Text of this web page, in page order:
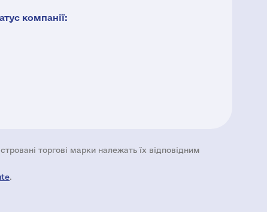
компанії:
торгові марки належать їх відповідним
.